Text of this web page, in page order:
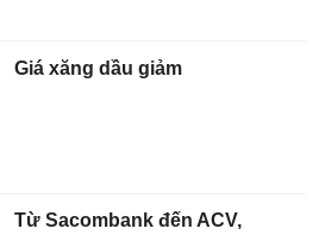
Giá xăng dầu giảm
Từ Sacombank đến ACV,